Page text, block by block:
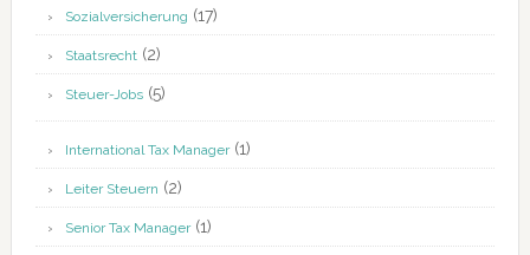
Sozialversicherung (17)
Staatsrecht(2)
Steuer-Jobs(5)
International Tax Manager(1)
Leiter Steuern (2)
Senior Tax Manager(1)